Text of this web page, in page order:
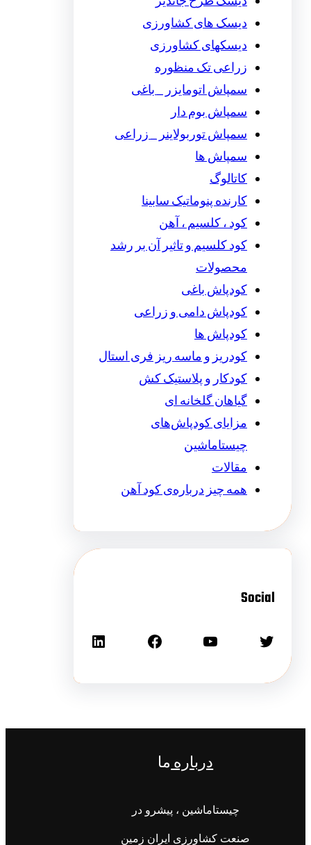
دیسک های کشاورزی
دیسکهای کشاورزی
زراعی تک منظوره
سمپاش اتومایزر _ باغی
سمپاش بوم دار
سمپاش توربولاینر _ زراعی
سمپاش ها
کاتالوگ
کارنده پنوماتیک سابینا
کود ، کلسیم ، آهن
کود کلسیم و تاثیر آن بر رشد
محصولات
کودپاش باغی
کودپاش دامی و زراعی
کودپاش ها
کودریز و ماسه ریز فری استال
کودکار و پلاستیک کش
گیاهان گلخانه ای
مزایای کودپاش‌های
چیستاماشین
مقالات
همه چیز درباره‌ی کود آهن
Social
دربارهما
چیستاماشین ، پیشرو در
صنعت کشاورزی ایران زمین